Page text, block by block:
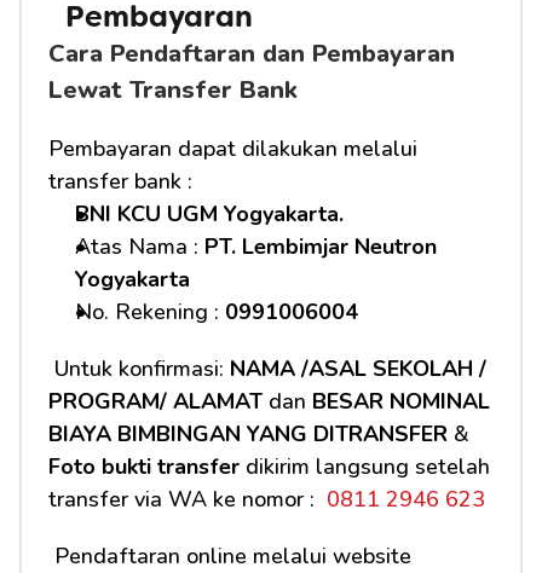
Pembayaran
Cara Pendaftaran dan Pembayaran
Lewat Transfer Bank
Pembayaran dapat dilakukan melalui
transfer bank :
BNI KCU UGM Yogyakarta.
Atas Nama : PT. Lembimjar Neutron
Yogyakarta
No. Rekening : 0991006004
Untuk konfirmasi: NAMA /ASAL SEKOLAH /
PROGRAM/ ALAMAT dan BESAR NOMINAL
BIAYA BIMBINGAN YANG DITRANSFER
Foto bukti transfer dikirim langsung setelah
transfer via WA ke nomor : 0811 2946 623